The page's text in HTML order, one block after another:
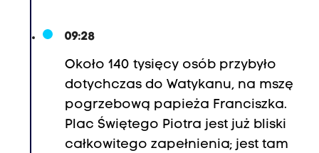
09:28
Około 140 tysięcy osób przybyło
dotychczas do Watykanu, na mszę
pogrzebową papieża Franciszka.
Plac Świętego Piotra jest już bliski
całkowitego zapełnienia; jest tam